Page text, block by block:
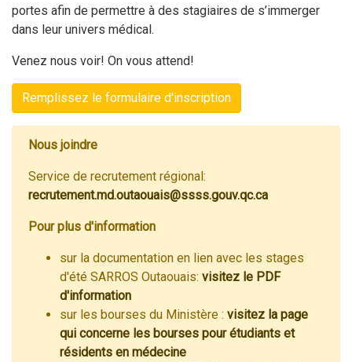
portes afin de permettre à des stagiaires de s’immerger
dans leur univers médical.
Venez nous voir! On vous attend!
Remplissez le formulaire d'inscription
Nous joindre
Service de recrutement régional:
recrutement.md.outaouais@ssss.gouv.qc.ca
Pour plus d'information
sur la documentation en lien avec les stages
d'été SARROS Outaouais: visitez le PDF
d'information
sur les bourses du Ministère : visitez la page
qui concerne les bourses pour étudiants et
résidents en médecine